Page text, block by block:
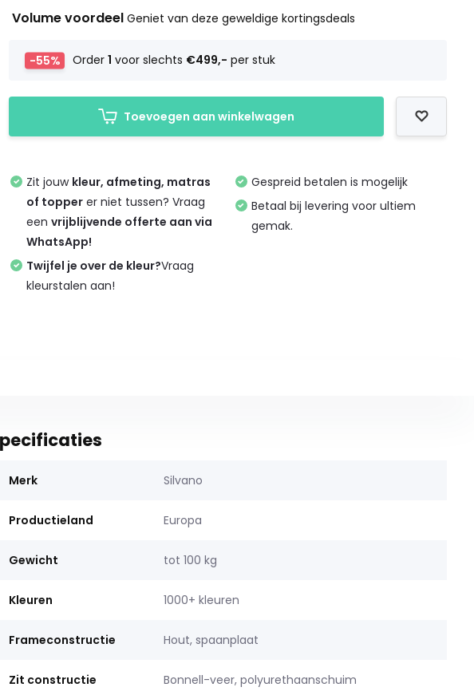
Volume voordeelGeniet van deze geweldige kortingsdeals
-55% Order1 voor slechts €499,- per stuk
Toevoegen aan winkelwagen
Zit jouw kleur, afmeting, matras
of topper er niet tussen? Vraag
eenvrijblijvende offerte aan via
WhatsApp!
Twijfel je over de kleur?Vraag
kleurstalen aan!
Gespreid betalen is mogelijk
Betaal bij levering voor ultiem
gemak.
Merk Silvano
Productieland Europa
Gewicht tot 100 kg
Kleuren 1000+ kleuren
Frameconstructie Hout, spaanplaat
Zit constructie Bonnell-veer, polyurethaanschuim